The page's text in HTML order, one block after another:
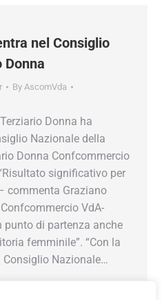
nel Consiglio
Donna
By AscomVda
Donna ha
Nazionale della
Donna Confcommercio
significativo per
commenta Graziano
VdA-
punto di partenza anche
femminile”. “Con la
Consiglio Nazionale…